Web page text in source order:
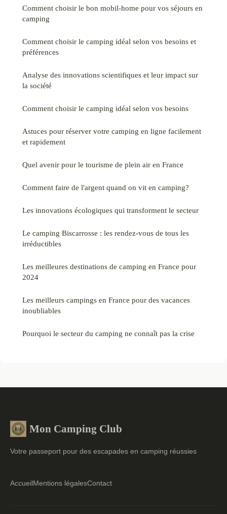
Comment choisir le bon mobil-home pour vos séjours en
camping
Comment choisir le camping idéal selon vos besoins et
préférences
Analyse des innovations scientifiques et leur impact sur
la société
Comment choisir le camping idéal selon vos besoins
Astuces pour réserver votre camping en ligne facilement
et rapidement
Quel avenir pour le tourisme de plein air en France
Comment faire de l'argent quand on vit en camping?
Les innovations écologiques qui transforment le secteur
Le camping Biscarrosse : les rendez-vous de tous les
irréductibles
Les meilleures destinations de camping en France pour
2024
Les meilleurs campings en France pour des vacances
inoubliables
Pourquoi le secteur du camping ne connaît pas la crise
Mon Camping Club
Votre passeport pour des escapades en camping réussies
AccueilMentions légalesContact